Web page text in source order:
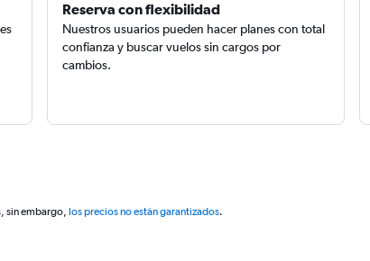
Reserva con flexibilidad
Nuestros usuarios pueden hacer planes con total
confianza y buscar vuelos sin cargos por
cambios.
sin embargo, los precios no están garantizados.